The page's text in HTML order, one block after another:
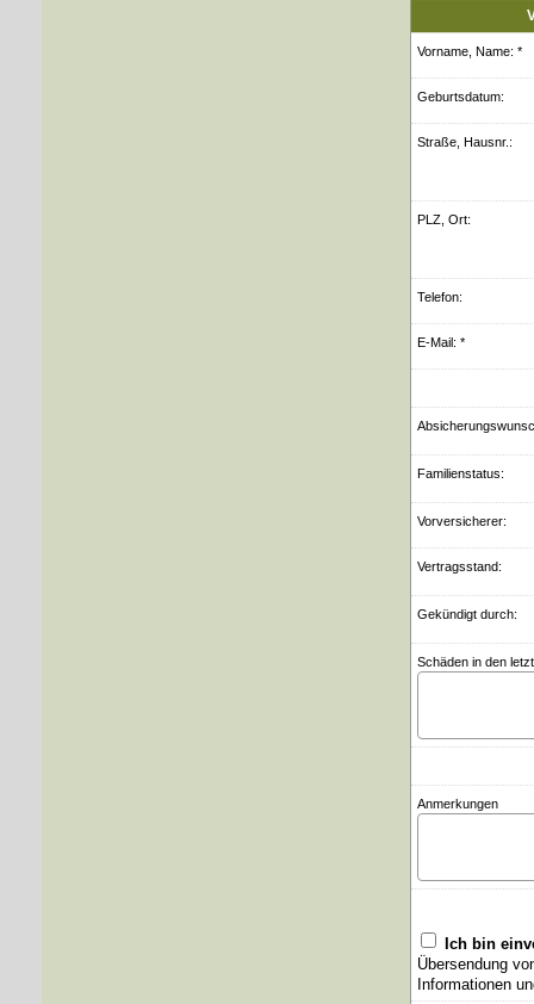
Vorname, Name: *
Geburts­datum:
Straße, Hausnr.:
PLZ, Ort:
Telefon:
E-Mail: *
Familienstatus:
Vorversicherer:
Vertragsstand:
Gekündigt durch:
Schäden in den
Anmerkungen
Ich bin
Übersendung
Informationen